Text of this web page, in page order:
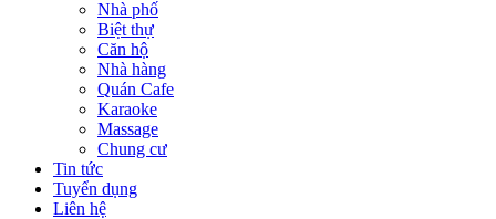
Nhà phố
Biệt thự
Căn hộ
Nhà hàng
Quán Cafe
Karaoke
Massage
Chung cư
Tin tức
Tuyển dụng
Liên hệ